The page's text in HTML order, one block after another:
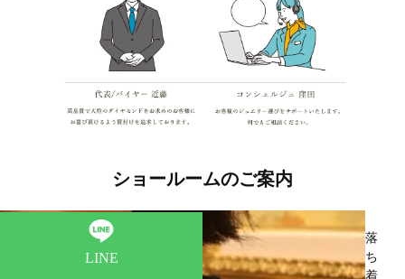
ショールームのご案内
落
ち
着
LINE